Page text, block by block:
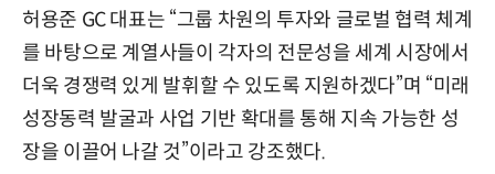
허용준 GC 대표는 “그룹 차원의 투자와 글로벌 협력 체계
를 바탕으로 계열사들이 각자의 전문성을 세계 시장에서
더욱 경쟁력 있게 발휘할 수 있도록 지원하겠다”며 “미래
성장동력 발굴과 사업 기반 확대를 통해 지속 가능한 성
장을 이끌어 나갈 것”이라고 강조했다.